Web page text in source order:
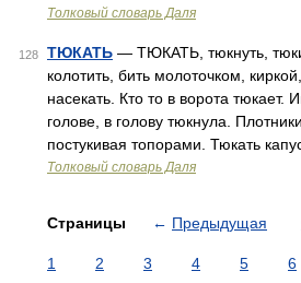
Толковый словарь Даля
128 ТЮКАТЬ — ТЮКАТЬ, тюкнуть,
колотить, бить молоточком,
насекать. Кто то в ворота
голове, в голову тюкнула.
постукивая топорами. Тюкать
Толковый словарь Даля
Страницы ← Предыдущая
1 2 3 4 5 6